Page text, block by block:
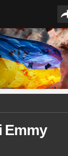
Emmy